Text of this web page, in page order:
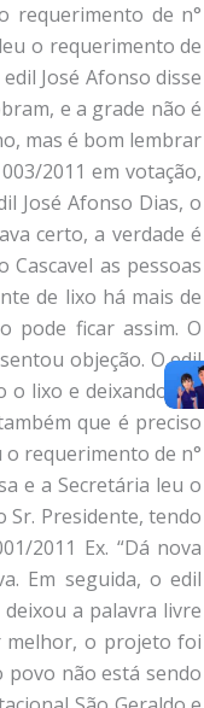
requerimento de n°
o requerimento de
José Afonso disse
e a grade não é
mas é bom lembrar
2011 em votação,
José Afonso Dias, o
certo, a verdade é
as pessoas
de lixo há mais de
pode ficar assim. O
objeção. O edil
o lixo e deixando em
que é preciso
requerimento de n°
e a Secretária leu o
Sr. Presidente, tendo
2011 Ex. “Dá nova
Em seguida, o edil
a palavra livre
melhor, o projeto foi
povo não está sendo